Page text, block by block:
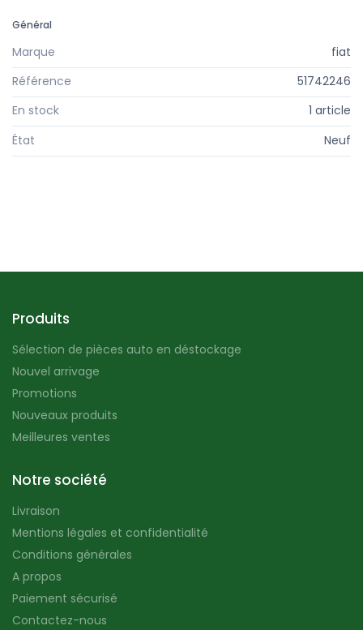
Général
Marque
fiat
Référence
51742246
En stock
1 article
État
Neuf
Produits
Sélection de pièces auto en déstockage
Nouvel arrivage
Promotions
Nouveaux produits
Meilleures ventes
Notre société
Livraison
Mentions légales et confidentialité
Conditions générales
A propos
Paiement sécurisé
Contactez-nous